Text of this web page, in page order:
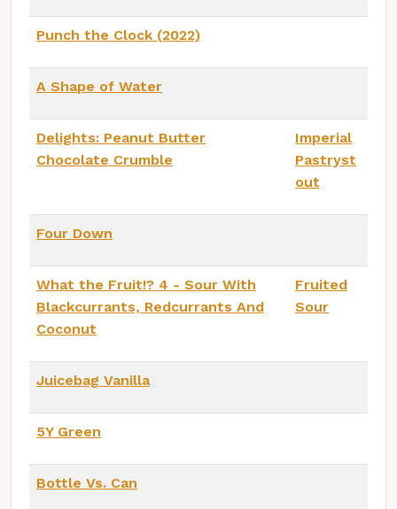
Punch the Clock (2022)
A Shape of Water
Delights: Peanut Butter
Chocolate Crumble
Imperial
Pastryst
out
Four Down
What the Fruit!? 4 - Sour With
Blackcurrants, Redcurrants And
Coconut
Fruited
Sour
Juicebag Vanilla
5Y Green
Bottle Vs. Can